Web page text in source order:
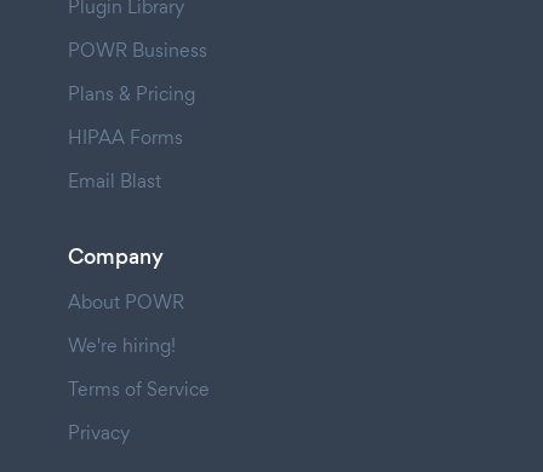
Plugin Library
POWR Business
Plans & Pricing
HIPAA Forms
Email Blast
Company
About POWR
We're hiring!
Terms of Service
Privacy